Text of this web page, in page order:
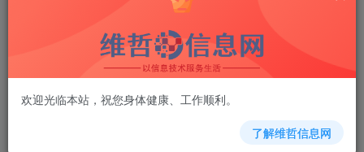
I am the luckiest person in the world.
我是世界上最幸运的人
TS6124RP+是兮克推出的4U机架式网络存储NAS ，双
保护而设计，24盘最大可达到480TB的海量存储要求 。SSS
欢迎光临本站，祝您身体健康、工作顺利。
了解维哲信息网